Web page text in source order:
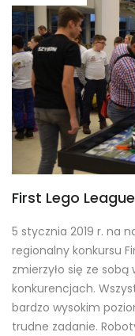
First Lego
5 stycznia 2019 r. na
regionalny konkursu
zmierzyło się ze
konkurencjach.
bardzo wysokim
trudne zadanie.